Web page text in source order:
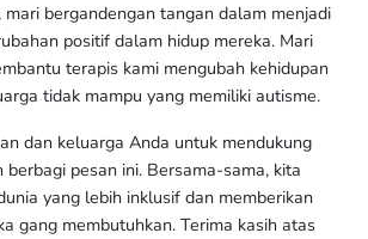
mari bergandengan tangan dalam menjadi
positif dalam hidup mereka. Mari
terapis kami mengubah kehidupan
tidak mampu yang memiliki autisme.
dan keluarga Anda untuk mendukung
berbagi pesan ini. Bersama-sama, kita
yang lebih inklusif dan memberikan
gang membutuhkan. Terima kasih atas